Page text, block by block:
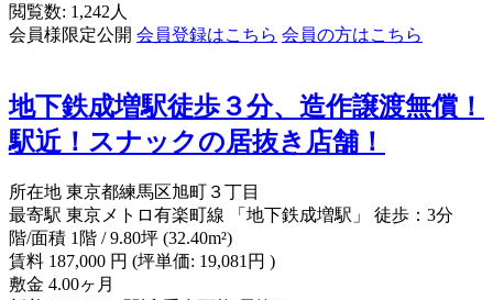
閲覧数: 1,242人
会員様限定公開 会員登録はこちら 会員の方はこちら
地下鉄成増駅徒歩３分、造作譲渡無償！
駅近！スナックの居抜き店舗！
所在地 東京都練馬区旭町３丁目
最寄駅 東京メトロ有楽町線 「地下鉄成増駅」 徒歩：3分
階/面積 1階 / 9.80坪 (32.40m²)
賃料 187,000 円 (坪単価: 19,081円 )
敷金 4.00ヶ月